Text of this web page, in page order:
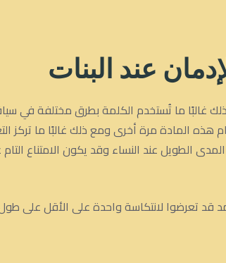
عند البنات
ذلك غالبًا ما تُستخدم الكلمة بطرق مختلفة في
هذه المادة مرة أخرى ومع ذلك غالبًا ما تركز
الطويل عند النساء وقد يكون الامتناع
رزانة طويلة الأمد قد تعرضوا لانتكاسة واحدة على